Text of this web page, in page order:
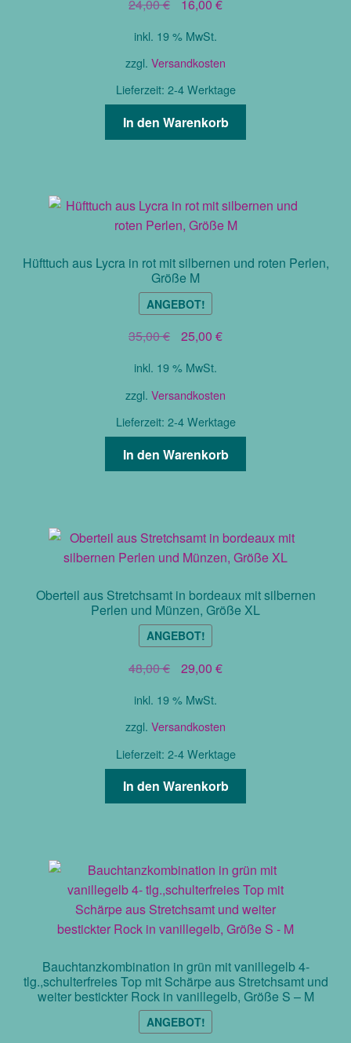
24,00€
war:
24,00 €
16,00 €
16,00 €.
inkl. 19 % MwSt.
zzgl. Versandkosten
Lieferzeit: 2-4 Werktage
In den Warenkorb
Hüfttuch aus Lycra in rot mit silbernen und roten Perlen,
Größe M
ANGEBOT!
35,00€
Ursprünglicher
war:
35,00 €
25,00 €Aktueller
25,00 €.
inkl. 19 % MwSt.
zzgl. Versandkosten
Lieferzeit: 2-4 Werktage
In den Warenkorb
Oberteil aus Stretchsamt in bordeaux mit silbernen
Perlen und Münzen, Größe XL
ANGEBOT!
48,00€
Ursprünglicher
war:
48,00 €
29,00 €Aktueller
29,00 €.
inkl. 19 % MwSt.
zzgl. Versandkosten
Lieferzeit: 2-4 Werktage
In den Warenkorb
Bauchtanzkombination in grün mit vanillegelb 4-
tlg.,schulterfreies Top mit Schärpe aus Stretchsamt und
weiter bestickter Rock in vanillegelb, Größe S – M
ANGEBOT!